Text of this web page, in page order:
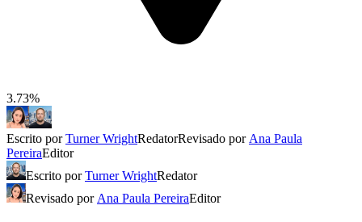
3.73%
Escrito porTurner WrightRedatorRevisado por Ana Paula
PereiraEditor
Escrito porTurner WrightRedator
Revisado por Ana Paula PereiraEditor